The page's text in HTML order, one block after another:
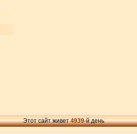
Этот сайт живет4939-й день